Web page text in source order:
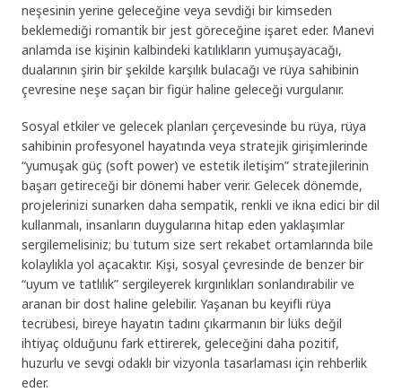
neşesinin yerine geleceğine veya sevdiği bir kimseden
beklemediği romantik bir jest göreceğine işaret eder. Manevi
anlamda ise kişinin kalbindeki katılıkların yumuşayacağı,
dualarının şirin bir şekilde karşılık bulacağı ve rüya sahibinin
çevresine neşe saçan bir figür haline geleceği vurgulanır.
Sosyal etkiler ve gelecek planları çerçevesinde bu rüya, rüya
sahibinin profesyonel hayatında veya stratejik girişimlerinde
“yumuşak güç (soft power) ve estetik iletişim” stratejilerinin
başarı getireceği bir dönemi haber verir. Gelecek dönemde,
projelerinizi sunarken daha sempatik, renkli ve ikna edici bir dil
kullanmalı, insanların duygularına hitap eden yaklaşımlar
sergilemelisiniz; bu tutum size sert rekabet ortamlarında bile
kolaylıkla yol açacaktır. Kişi, sosyal çevresinde de benzer bir
“uyum ve tatlılık” sergileyerek kırgınlıkları sonlandırabilir ve
aranan bir dost haline gelebilir. Yaşanan bu keyifli rüya
tecrübesi, bireye hayatın tadını çıkarmanın bir lüks değil
ihtiyaç olduğunu fark ettirerek, geleceğini daha pozitif,
huzurlu ve sevgi odaklı bir vizyonla tasarlaması için rehberlik
eder.